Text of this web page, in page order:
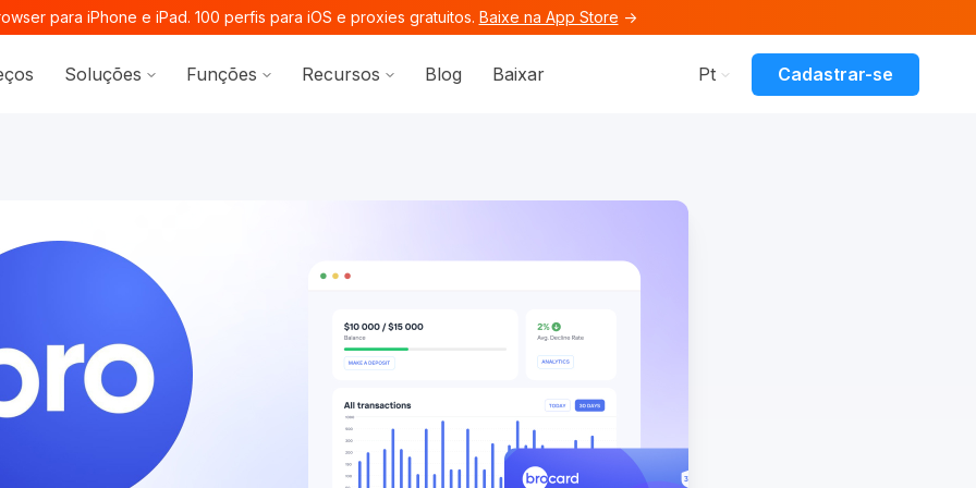
para iPhone e iPad. 100 perfis para iOS e proxies gratuitos. Baixe na App Store →
Soluções Show submenu for Soluções
Funções Show submenu for Funções
Recursos Show submenu for Recursos
Blog Baixar Pt Cadastrar-se